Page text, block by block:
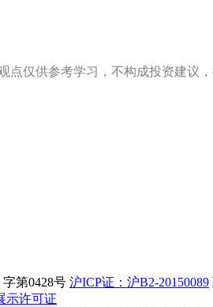
点仅供参考学习，不构成投资建议，
第0428号 沪ICP证：沪B2-20150089
示许可证